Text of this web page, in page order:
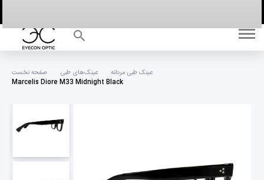
صفحه نخست عینک‌های طبی
عینک طبی مردانه
Marcelis Diore M33 Midnight Black